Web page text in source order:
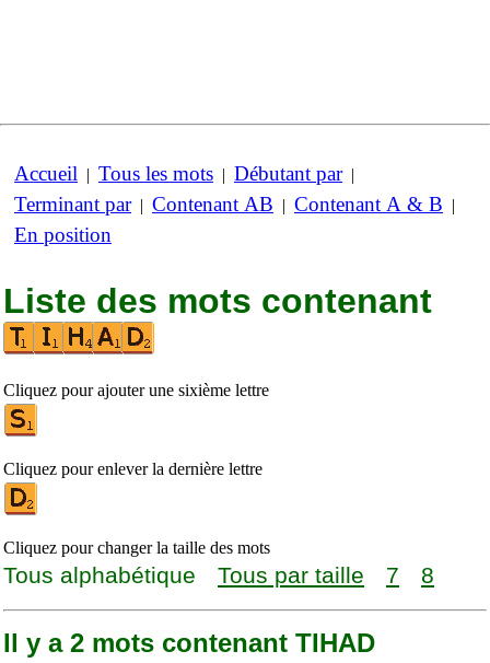
Accueil | Tous les mots | Débutant par|
Terminant par| Contenant AB | Contenant A & B |
En position
Liste des mots contenant
Cliquez pour ajouter une sixième lettre
Cliquez pour enlever la dernière lettre
Cliquez pour changer la taille des mots
Tous alphabétique Tous par taille 7 8
Il y a 2 mots contenant TIHAD